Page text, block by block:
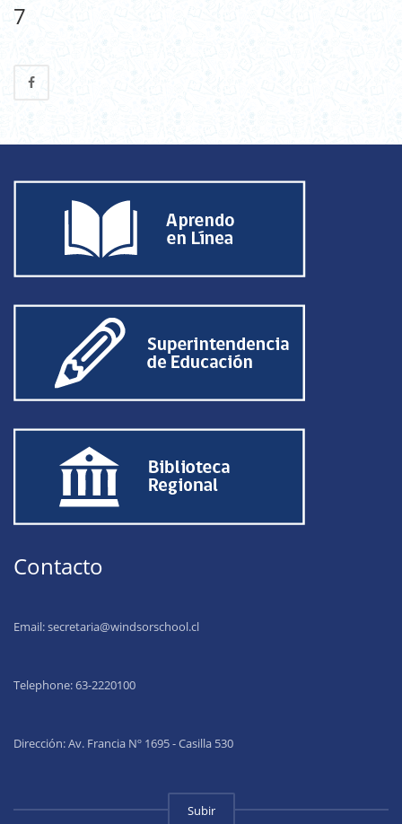
7
Contacto
Email:secretaria@windsorschool.cl
Telephone: 63-2220100
Dirección: Av. Francia Nº 1695 - Casilla 530
Subir